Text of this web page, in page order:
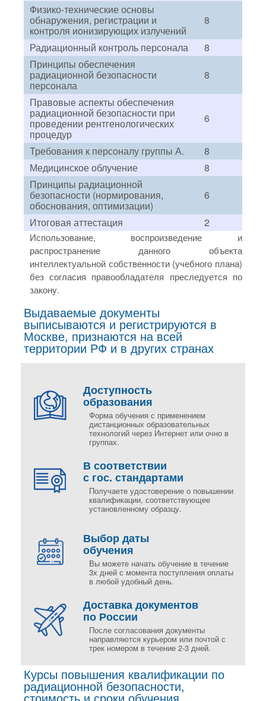
Физико-технические основы
обнаружения, регистрации и
контроля ионизирующих излучений
8
Радиационный контроль персонала
8
Принципы обеспечения
радиационной безопасности
персонала
8
Правовые аспекты обеспечения
радиационной безопасности при
проведении рентгенологических
процедур
6
Требования к персоналу группы А.
8
Медицинское облучение
8
Принципы радиационной
безопасности (нормирования,
обоснования, оптимизации)
6
Итоговая аттестация
2
Использование, воспроизведение и
распространение данного объекта
интеллектуальной собственности (учебного плана)
без согласия правообладателя преследуется по
закону.
Выдаваемые документы
выписываются и регистрируются в
Москве, признаются на всей
территории РФ и в других странах
Доступность
образования
Форма обучения с применением
дистанционных образовательных
технологий через Интернет или очно в
группах.
В соответствии
с гос. стандартами
Получаете удостоверение о повышении
квалификации, соответствующее
установленному образцу.
Выбор даты
обучения
Вы можете начать обучение в течение
3х дней с момента поступления оплаты
в любой удобный день.
Доставка документов
по России
После согласования документы
направляются курьером или почтой с
трек номером в течение 2-3 дней.
Курсы повышения квалификации по
радиационной безопасности,